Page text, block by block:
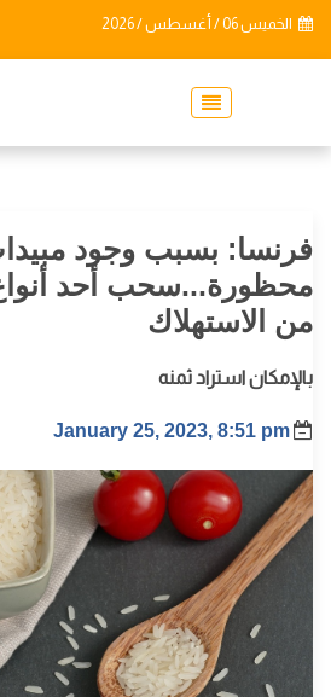
الخميس 06 / أغسطس / 2026
فرنسا: بسبب وجود
محظورة...سحب أحد أنواع
من الاستهلاك
بالإمكان استراد ثمنه
January 25, 2023, 8:51 pm